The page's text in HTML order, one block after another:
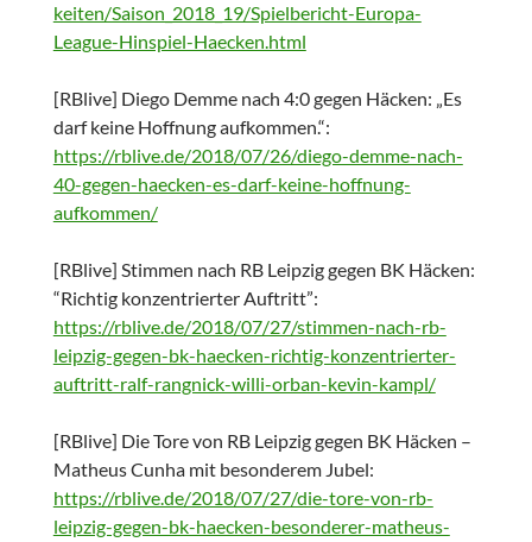
keiten/Saison_2018_19/Spielbericht-Europa-
League-Hinspiel-Haecken.html
[RBlive] Diego Demme nach 4:0 gegen Häcken: „Es
darf keine Hoffnung aufkommen.“:
https://rblive.de/2018/07/26/diego-demme-nach-
40-gegen-haecken-es-darf-keine-hoffnung-
aufkommen/
[RBlive] Stimmen nach RB Leipzig gegen BK Häcken:
“Richtig konzentrierter Auftritt”:
https://rblive.de/2018/07/27/stimmen-nach-rb-
leipzig-gegen-bk-haecken-richtig-konzentrierter-
auftritt-ralf-rangnick-willi-orban-kevin-kampl/
[RBlive] Die Tore von RB Leipzig gegen BK Häcken –
Matheus Cunha mit besonderem Jubel:
https://rblive.de/2018/07/27/die-tore-von-rb-
leipzig-gegen-bk-haecken-besonderer-matheus-